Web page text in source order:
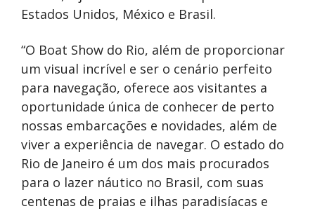
Estados Unidos, México e Brasil.
“O Boat Show do Rio, além de proporcionar
um visual incrível e ser o cenário perfeito
para navegação, oferece aos visitantes a
oportunidade única de conhecer de perto
nossas embarcações e novidades, além de
viver a experiência de navegar. O estado do
Rio de Janeiro é um dos mais procurados
para o lazer náutico no Brasil, com suas
centenas de praias e ilhas paradisíacas e